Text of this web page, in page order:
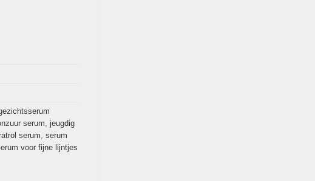
serum, jeugdig
serum, serum
voor fijne lijntjes